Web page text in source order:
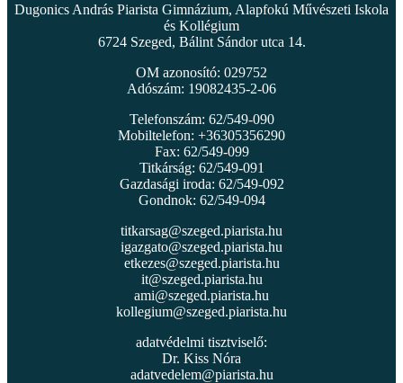
Dugonics András Piarista Gimnázium, Alapfokú Művészeti Iskola
és Kollégium
6724 Szeged, Bálint Sándor utca 14.
OM azonosító: 029752
Adószám: 19082435-2-06
Telefonszám: 62/549-090
Mobiltelefon: +36305356290
Fax: 62/549-099
Titkárság: 62/549-091
Gazdasági iroda: 62/549-092
Gondnok: 62/549-094
titkarsag@szeged.piarista.hu
igazgato@szeged.piarista.hu
etkezes@szeged.piarista.hu
it@szeged.piarista.hu
ami@szeged.piarista.hu
kollegium@szeged.piarista.hu
adatvédelmi tisztviselő:
Dr. Kiss Nóra
adatvedelem@piarista.hu